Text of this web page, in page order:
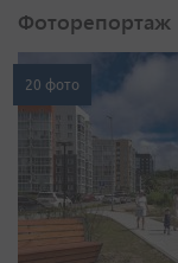
Фоторепортаж
20 фото